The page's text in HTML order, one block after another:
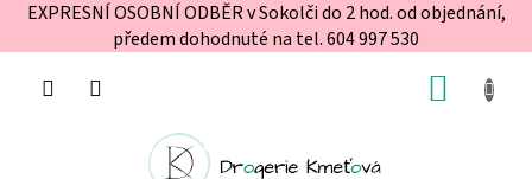
EXPRESNÍ OSOBNÍ ODBĚR v Sokolči do 2 hod. od objednání,
předem dohodnuté na tel. 604 997 530